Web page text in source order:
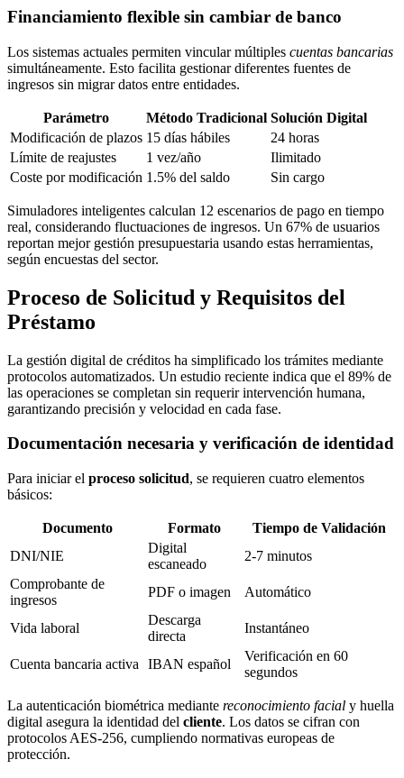
Financiamiento flexible sin cambiar de banco
Los sistemas actuales permiten vincular múltiples cuentas bancarias
simultáneamente. Esto facilita gestionar diferentes fuentes de
ingresos sin migrar datos entre entidades.
Parámetro Método Tradicional Solución Digital
Modificación de plazos 15 días hábiles
24 horas
Límite de reajustes
1 vez/año
Ilimitado
Coste por modificación 1.5% del saldo Sin cargo
Simuladores inteligentes calculan 12 escenarios de pago en tiempo
real, considerando fluctuaciones de ingresos. Un 67% de usuarios
reportan mejor gestión presupuestaria usando estas herramientas,
según encuestas del sector.
Proceso de Solicitud y Requisitos del
Préstamo
La gestión digital de créditos ha simplificado los trámites mediante
protocolos automatizados. Un estudio reciente indica que el 89% de
las operaciones se completan sin requerir intervención humana,
garantizando precisión y velocidad en cada fase.
Documentación necesaria y verificación de identidad
Para iniciar el proceso solicitud, se requieren cuatro elementos
básicos:
Documento Formato
Tiempo de Validación
DNI/NIE
Digital
escaneado
2-7 minutos
Comprobante de
ingresos
PDF o imagen Automático
Vida laboral
Descarga
directa
Instantáneo
Cuenta bancaria activa IBAN español
Verificación en 60
segundos
La autenticación biométrica mediante reconocimiento facial y huella
digital asegura la identidad del cliente. Los datos se cifran con
protocolos AES-256, cumpliendo normativas europeas de
protección.